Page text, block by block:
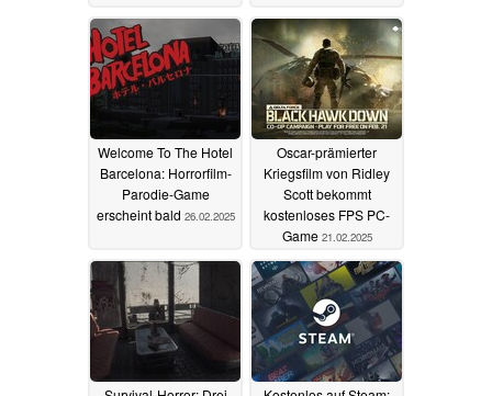
Welcome To The Hotel
Barcelona: Horrorfilm-
Parodie-Game
erscheint bald 26.02.2025
Oscar-prämierter
Kriegsfilm von Ridley
Scott bekommt
kostenloses FPS PC-
Game 21.02.2025